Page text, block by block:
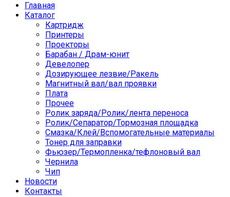
Главная
Каталог
Картридж
Принтеры
Проекторы
Барабан / Драм-юнит
Девелопер
Дозирующее лезвие/Ракель
Магнитный вал/вал проявки
Плата
Прочее
Ролик заряда/Ролик/лента переноса
Ролик/Сепаратор/Тормозная площадка
Смазка/Клей/Вспомогательные материалы
Тонер для заправки
Фьюзер/Термопленка/тефлоновый вал
Чернила
Чип
Новости
Контакты